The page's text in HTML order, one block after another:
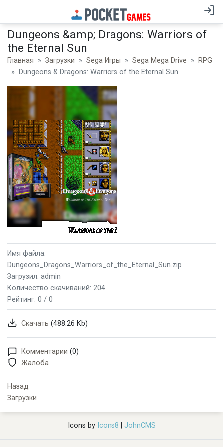
Dungeons &amp; Dragons: Warriors of
the Eternal Sun
Главная Загрузки Sega Игры Sega Mega Drive
RPG
Dungeons & Dragons: Warriors of the Eternal Sun
Имя файла:
Dungeons_Dragons_Warriors_of_the_Eternal_Sun.zip
Загрузил: admin
Количество скачиваний: 204
Рейтинг: 0 / 0
Скачать (488.26 Kb)
Комментарии (0)
Жалоба
Назад
Загрузки
Icons byIcons8 JohnCMS